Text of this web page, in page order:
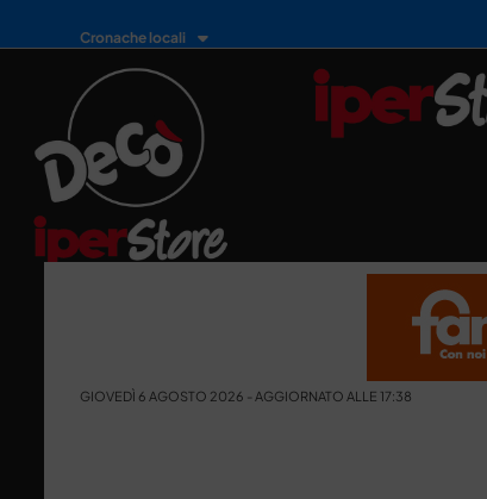
Cronache locali
GIOVEDÌ 6 AGOSTO 2026 - AGGIORNATO ALLE 17:38